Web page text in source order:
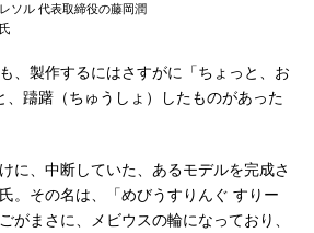
レソル 代表取締役の藤岡潤
、製作するにはさすがに「ちょっと、お
躊躇（ちゅうしょ）したものがあった
に、中断していた、あるモデルを完成さ
。その名は、「めびうすりんぐ すりー
がまさに、メビウスの輪になっており、